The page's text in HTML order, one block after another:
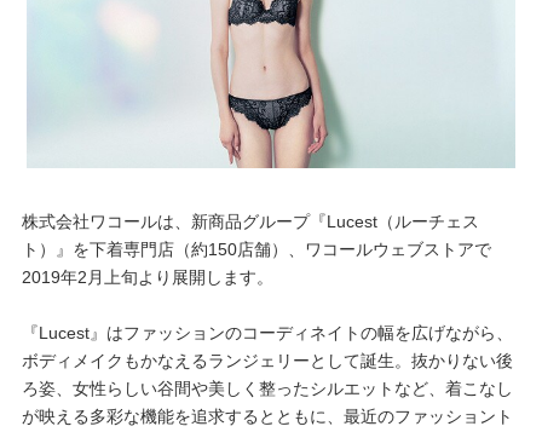
お知らせ
ワコールウェブストア
公式アプリ
ニュース＆トピックス
企業情報
株式会社ワコールは、新商品グループ『Lucest（ルーチェス
ト）』を下着専門店（約150店舗）、ワコールウェブストアで
2019年2月上旬より展開します。
『Lucest』はファッションのコーディネイトの幅を広げながら、
ボディメイクもかなえるランジェリーとして誕生。抜かりない後
ろ姿、女性らしい谷間や美しく整ったシルエットなど、着こなし
が映える多彩な機能を追求するとともに、最近のファッショント